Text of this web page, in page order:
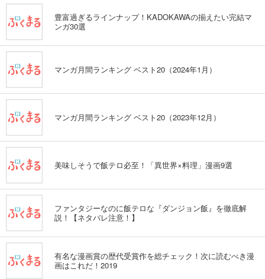
豊富過ぎるラインナップ！KADOKAWAの揃えたい完結マ
ンガ30選
マンガ月間ランキング ベスト20（2024年1月）
マンガ月間ランキング ベスト20（2023年12月）
美味しそうで飯テロ必至！「異世界×料理」漫画9選
ファンタジーなのに飯テロな『ダンジョン飯』を徹底解
説！【ネタバレ注意！】
有名な漫画賞の歴代受賞作を総チェック！次に読むべき漫
画はこれだ！2019